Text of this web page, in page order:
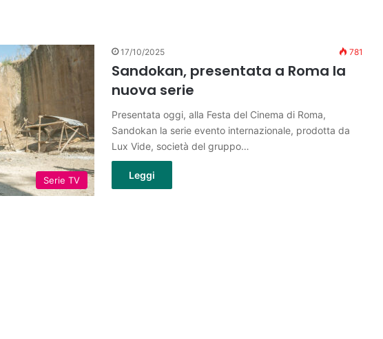
Serie TV
17/10/2025 781
Sandokan, presentata a Roma la
nuova serie
Presentata oggi, alla Festa del Cinema di Roma,
Sandokan la serie evento internazionale, prodotta da
Lux Vide, società del gruppo…
Leggi